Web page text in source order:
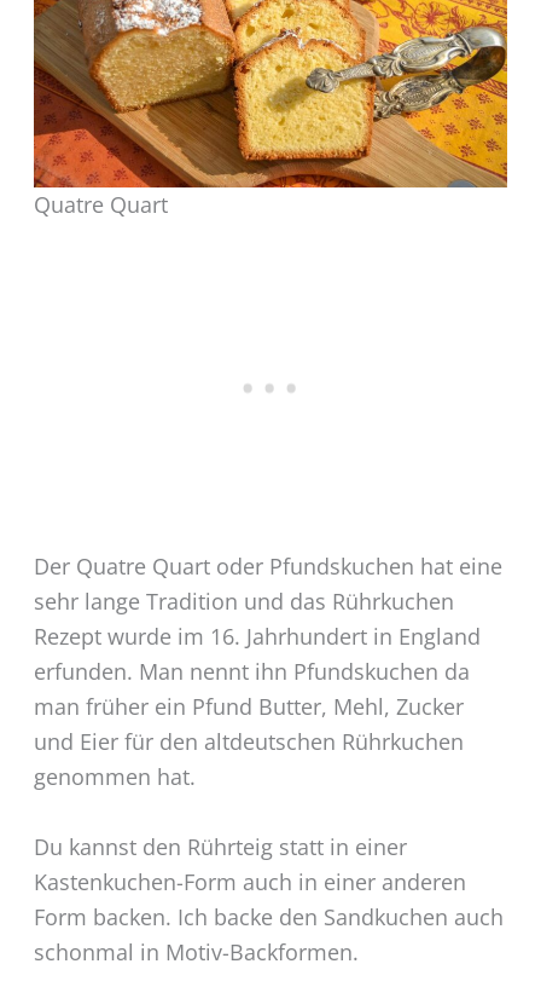
Quatre Quart
Der Quatre Quart oder Pfundskuchen hat eine
sehr lange Tradition und das Rührkuchen
Rezept wurde im 16. Jahrhundert in England
erfunden. Man nennt ihn Pfundskuchen da
man früher ein Pfund Butter, Mehl, Zucker
und Eier für den altdeutschen Rührkuchen
genommen hat.
Du kannst den Rührteig statt in einer
Kastenkuchen-Form auch in einer anderen
Form backen. Ich backe den Sandkuchen auch
schonmal in Motiv-Backformen.